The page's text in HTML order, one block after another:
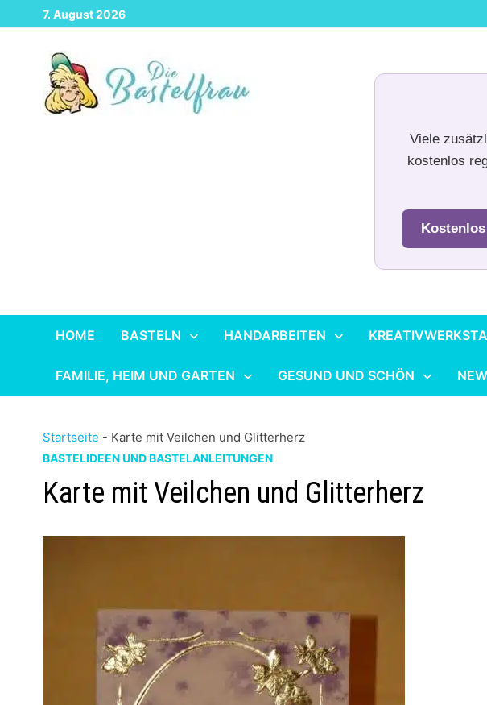
Zurück
zum
7. August 2026
Viele
kostenlos
HOME BASTELN HANDARBEITEN
FAMILIE, HEIM UND GARTEN GESUND UND SCHÖN
Startseite - Karte mit Veilchen und Glitterherz
BASTELIDEEN UND BASTELANLEITUNGEN
Karte mit Veilchen und Glitterherz